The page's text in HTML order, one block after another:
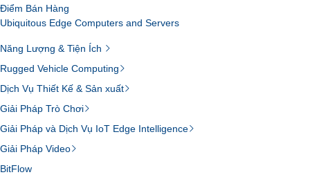
Điểm Bán Hàng
Ubiquitous Edge Computers and Servers
Năng Lượng & Tiện Ích
Rugged Vehicle Computing
Dịch Vụ Thiết Kế & Sản xuất
Giải Pháp Trò Chơi
Giải Pháp và Dịch Vụ IoT Edge Intelligence
Giải Pháp Video
BitFlow